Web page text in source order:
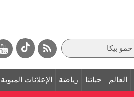
العالم حياتنا رياضة الإعلانات المبوبة